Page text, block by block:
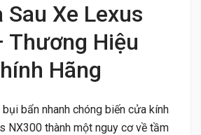
Sau Xe Lexus
Thương Hiệu
Hãng
bẩn nhanh chóng biến cửa kính
NX300 thành một nguy cơ về tầm